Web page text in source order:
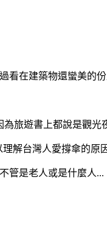
看在建築物還蠻美的
旅遊書上都說是觀光
解台灣人愛撐傘的原
管是老人或是什麼人...